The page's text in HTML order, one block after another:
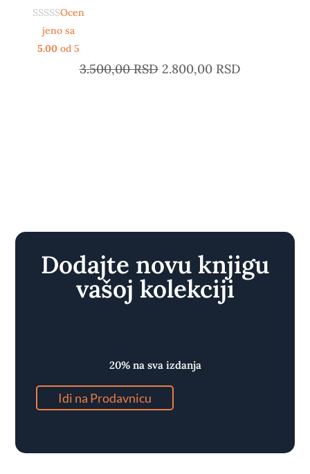
Ocen
jeno sa
5.00od 5
3.500,00RSD 2.800,00 RSD
Dodajte novu knjigu
vašoj kolekciji
20% na sva izdanja
Idi na Prodavnicu